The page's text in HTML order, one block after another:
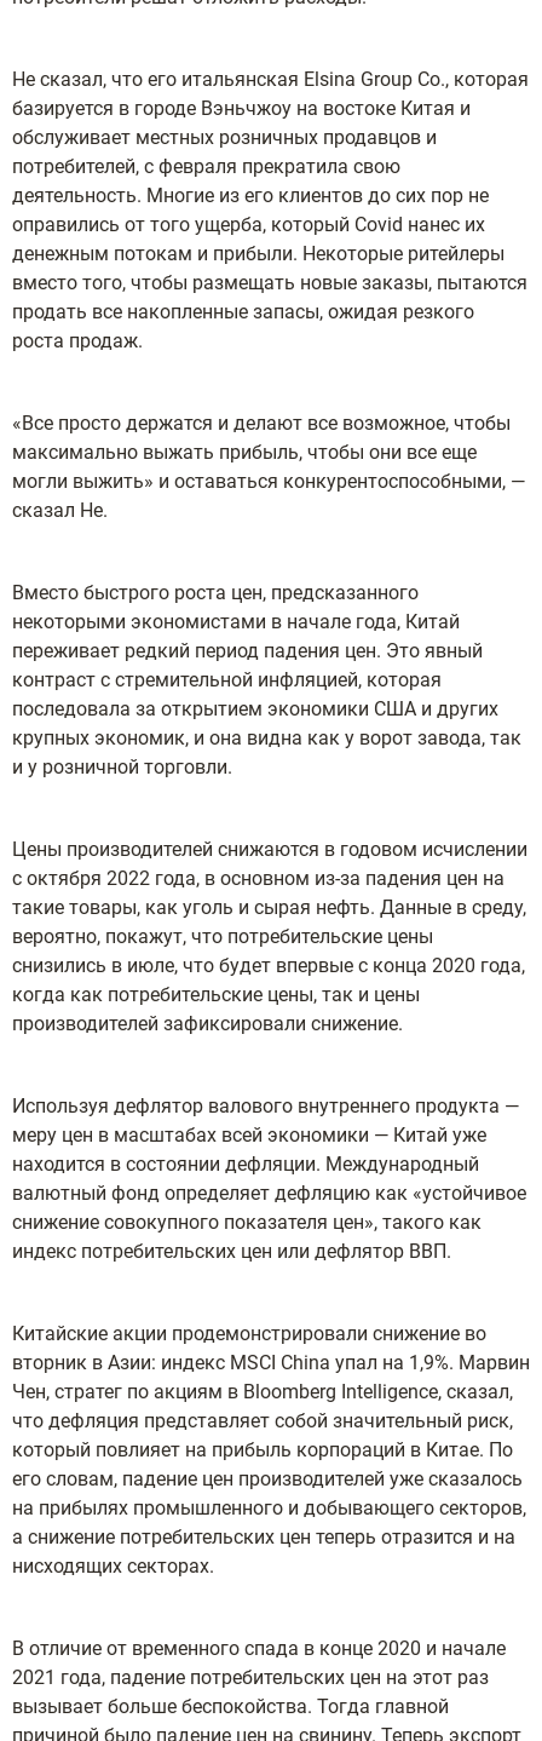
Не сказал, что его итальянская Elsina Group Co., которая
базируется в городе Вэньчжоу на востоке Китая и
обслуживает местных розничных продавцов и
потребителей, с февраля прекратила свою
деятельность. Многие из его клиентов до сих пор не
оправились от того ущерба, который Covid нанес их
денежным потокам и прибыли. Некоторые ритейлеры
вместо того, чтобы размещать новые заказы, пытаются
продать все накопленные запасы, ожидая резкого
роста продаж.
«Все просто держатся и делают все возможное, чтобы
максимально выжать прибыль, чтобы они все еще
могли выжить» и оставаться конкурентоспособными, —
сказал Не.
Вместо быстрого роста цен, предсказанного
некоторыми экономистами в начале года, Китай
переживает редкий период падения цен. Это явный
контраст с стремительной инфляцией, которая
последовала за открытием экономики США и других
крупных экономик, и она видна как у ворот завода, так
и у розничной торговли.
Цены производителей снижаются в годовом исчислении
с октября 2022 года, в основном из-за падения цен на
такие товары, как уголь и сырая нефть. Данные в среду,
вероятно, покажут, что потребительские цены
снизились в июле, что будет впервые с конца 2020 года,
когда как потребительские цены, так и цены
производителей зафиксировали снижение.
Используя дефлятор валового внутреннего продукта —
меру цен в масштабах всей экономики — Китай уже
находится в состоянии дефляции. Международный
валютный фонд определяет дефляцию как «устойчивое
снижение совокупного показателя цен», такого как
индекс потребительских цен или дефлятор ВВП.
Китайские акции продемонстрировали снижение во
вторник в Азии: индекс MSCI China упал на 1,9%. Марвин
Чен, стратег по акциям в Bloomberg Intelligence, сказал,
что дефляция представляет собой значительный риск,
который повлияет на прибыль корпораций в Китае. По
его словам, падение цен производителей уже сказалось
на прибылях промышленного и добывающего секторов,
а снижение потребительских цен теперь отразится и на
нисходящих секторах.
В отличие от временного спада в конце 2020 и начале
2021 года, падение потребительских цен на этот раз
вызывает больше беспокойства. Тогда главной
причиной было падение цен на свинину. Теперь экспорт